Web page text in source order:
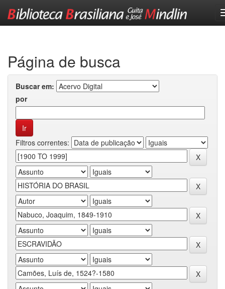
Página de busca
Buscar em:
por
Filtros correntes: